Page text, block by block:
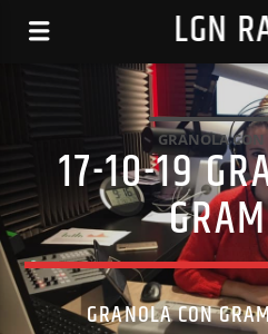
LGN
GRANOLA
17-10-19
GRANOLA CON